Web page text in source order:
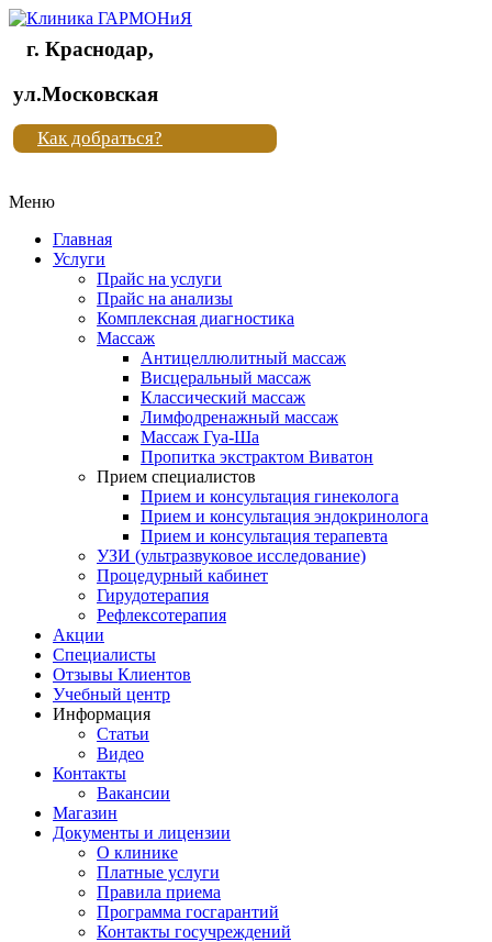
Клиника
"Новая
жизнь"
Клиника
жизнь"
г. Краснодар,
ул.Московская
Как добраться?
Меню
Главная
Услуги
Прайс на услуги
Прайс на анализы
Комплексная диагностика
Массаж
Антицеллюлитный массаж
Висцеральный массаж
Классический массаж
Лимфодренажный массаж
Массаж Гуа-Ша
Пропитка экстрактом Виватон
Прием специалистов
Прием и консультация гинеколога
Прием и консультация эндокринолога
Прием и консультация терапевта
УЗИ (ультразвуковое исследование)
Процедурный кабинет
Гирудотерапия
Рефлексотерапия
Акции
Специалисты
Отзывы Клиентов
Учебный центр
Информация
Статьи
Видео
Контакты
Вакансии
Магазин
Документы и лицензии
О клинике
Платные услуги
Правила приема
Программа госгарантий
Контакты госучреждений